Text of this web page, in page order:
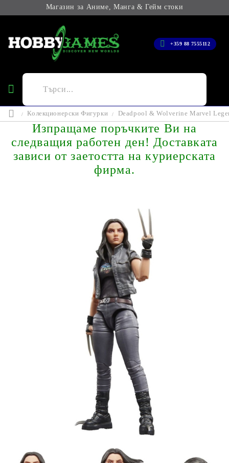
Магазин за Аниме, Манга & Гейм стоки
+359 88 7555112
Колекционерски Фигурки Deadpool & Wolverine Marvel
Изпращаме поръчките Ви на
следващия работен ден! Доставката
зависи от заетостта на куриерската
фирма.